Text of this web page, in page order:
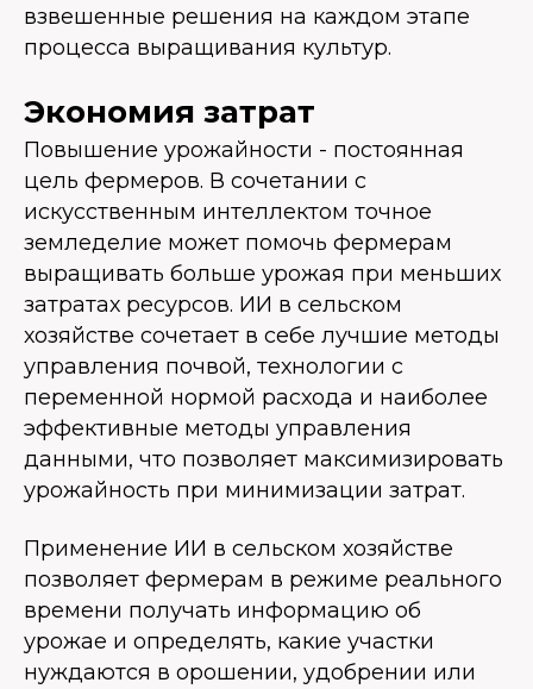
взвешенные решения на каждом этапе
процесса выращивания культур.
Экономия затрат
Повышение урожайности - постоянная
цель фермеров. В сочетании с
искусственным интеллектом точное
земледелие может помочь фермерам
выращивать больше урожая при меньших
затратах ресурсов. ИИ в сельском
хозяйстве сочетает в себе лучшие методы
управления почвой, технологии с
переменной нормой расхода и наиболее
эффективные методы управления
данными, что позволяет максимизировать
урожайность при минимизации затрат.
Применение ИИ в сельском хозяйстве
позволяет фермерам в режиме реального
времени получать информацию об
урожае и определять, какие участки
нуждаются в орошении, удобрении или